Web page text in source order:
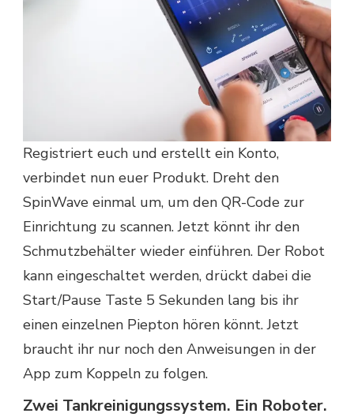
Registriert euch und erstellt ein Konto,
verbindet nun euer Produkt. Dreht den
SpinWave einmal um, um den QR-Code zur
Einrichtung zu scannen. Jetzt könnt ihr den
Schmutzbehälter wieder einführen. Der Robot
kann eingeschaltet werden, drückt dabei die
Start/Pause Taste 5 Sekunden lang bis ihr
einen einzelnen Piepton hören könnt. Jetzt
braucht ihr nur noch den Anweisungen in der
App zum Koppeln zu folgen.
Zwei Tankreinigungssystem. Ein Roboter.